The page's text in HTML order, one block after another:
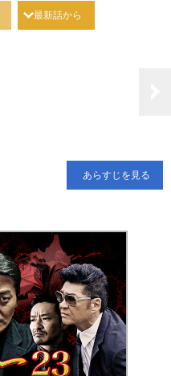
最新話から
あらすじを見る